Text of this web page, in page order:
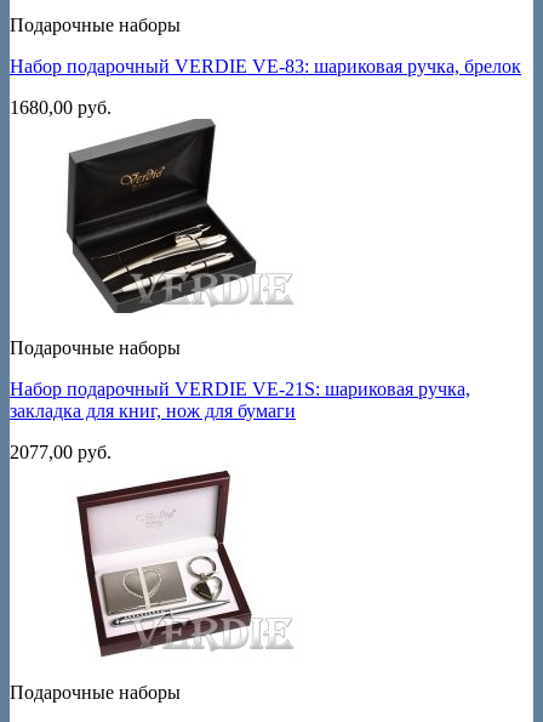
Подарочные наборы
Набор подарочный VERDIE VE-83: шариковая ручка, брелок
1680,00 руб.
Подарочные наборы
Набор подарочный VERDIE VE-21S: шариковая ручка,
закладка для книг, нож для бумаги
2077,00 руб.
Подарочные наборы